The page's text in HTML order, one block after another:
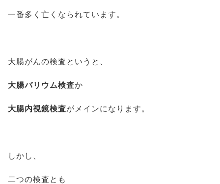
一番多く亡くなられています。
大腸がんの検査というと、
大腸バリウム検査か
大腸内視鏡検査がメインになります。
しかし、
二つの検査とも